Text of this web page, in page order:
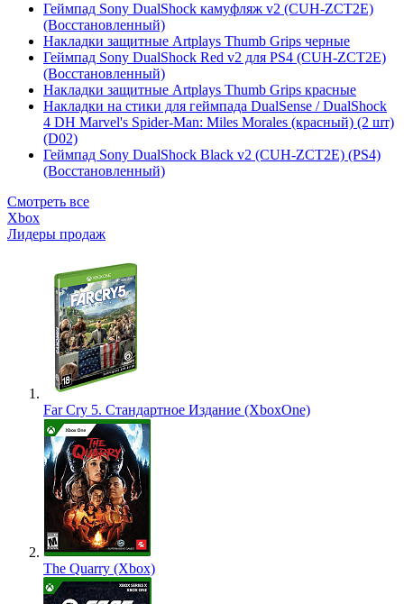
Геймпад Sony DualShock камуфляж v2 (CUH-ZCT2E)
(Восстановленный)
Накладки защитные Artplays Thumb Grips черные
Геймпад Sony DualShock Red v2 для PS4 (CUH-ZCT2E)
(Восстановленный)
Накладки защитные Artplays Thumb Grips красные
Накладки на стики для геймпада DualSense / DualShock
4 DH Marvel's Spider-Man: Miles Morales (красный) (2 шт)
(D02)
Геймпад Sony DualShock Black v2 (CUH-ZCT2E) (PS4)
(Восстановленный)
Смотреть все
Xbox
Лидеры продаж
Far Cry 5. Стандартное Издание (XboxOne)
The Quarry (Xbox)